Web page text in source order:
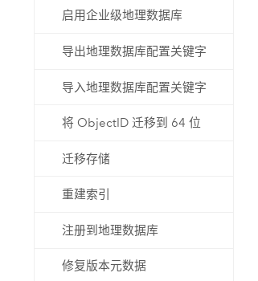
启用企业级地理数据库
导出地理数据库配置关键字
导入地理数据库配置关键字
将 ObjectID 迁移到 64 位
迁移存储
重建索引
注册到地理数据库
修复版本元数据